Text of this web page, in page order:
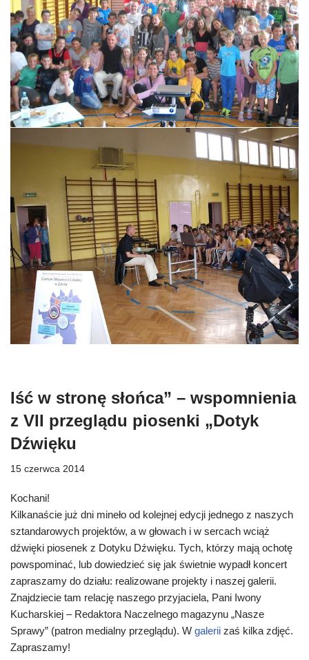
Iść w stronę słońca” – wspomnienia
z VII przeglądu piosenki „Dotyk
Dźwięku
15 czerwca 2014
Kochani!
Kilkanaście już dni mineło od kolejnej edycji jednego z naszych
sztandarowych projektów, a w głowach i w sercach wciąż
dźwięki piosenek z Dotyku Dźwięku. Tych, którzy mają ochotę
powspominać, lub dowiedzieć się jak świetnie wypadł koncert
zapraszamy do działu: realizowane projekty i naszej galerii.
Znajdziecie tam relację naszego przyjaciela, Pani Iwony
Kucharskiej – Redaktora Naczelnego magazynu „Nasze
Sprawy” (patron medialny przeglądu). W galerii zaś kilka zdjęć.
Zapraszamy!